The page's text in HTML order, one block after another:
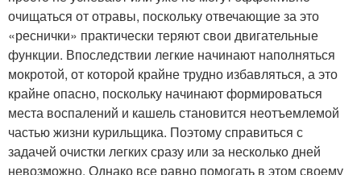
очищаться от отравы, поскольку отвечающие за это
«реснички» практически теряют свои двигательные
функции. Впоследствии легкие начинают наполняться
мокротой, от которой крайне трудно избавляться, а это
крайне опасно, поскольку начинают формироваться
места воспалений и кашель становится неотъемлемой
частью жизни курильщика. Поэтому справиться с
задачей очистки легких сразу или за несколько дней
невозможно. Однако все равно помогать в этом своему